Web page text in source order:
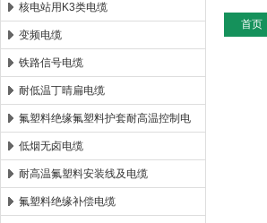
核电站用K3类电缆
变频电缆
铁路信号电缆
耐低温丁晴扁电缆
氟塑料绝缘氟塑料护套耐高温控制电
缆
低烟无卤电缆
耐高温氟塑料安装线及电缆
氟塑料绝缘补偿电缆
首页